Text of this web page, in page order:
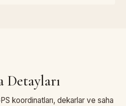
Detayları
koordinatları, dekarlar ve saha